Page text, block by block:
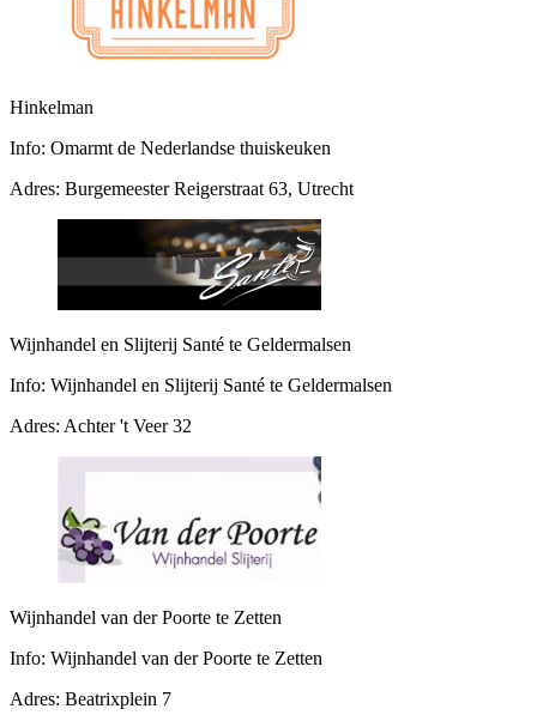
Hinkelman
Info: Omarmt de Nederlandse thuiskeuken
Adres: Burgemeester Reigerstraat 63, Utrecht
Wijnhandel en Slijterij Santé te Geldermalsen
Info: Wijnhandel en Slijterij Santé te Geldermalsen
Adres: Achter 't Veer 32
Wijnhandel van der Poorte te Zetten
Info: Wijnhandel van der Poorte te Zetten
Adres: Beatrixplein 7